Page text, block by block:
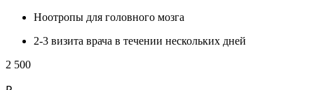
Ноотропы для головного мозга
2-3 визита врача в течении нескольких дней
2 500